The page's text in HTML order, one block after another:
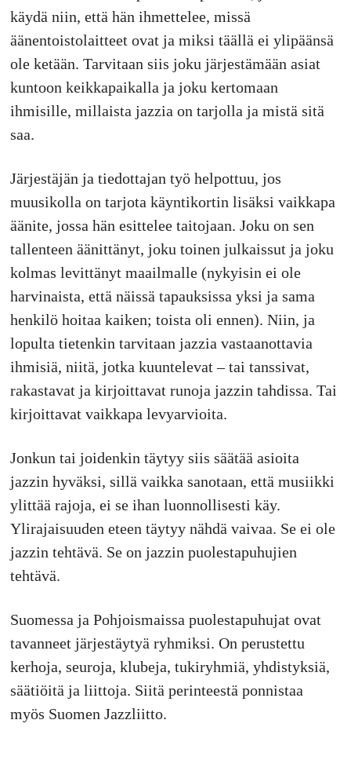
käydä niin, että hän ihmettelee, missä
äänentoistolaitteet ovat ja miksi täällä ei ylipäänsä
ole ketään. Tarvitaan siis joku järjestämään asiat
kuntoon keikkapaikalla ja joku kertomaan
ihmisille, millaista jazzia on tarjolla ja mistä sitä
saa.
Järjestäjän ja tiedottajan työ helpottuu, jos
muusikolla on tarjota käyntikortin lisäksi vaikkapa
äänite, jossa hän esittelee taitojaan. Joku on sen
tallenteen äänittänyt, joku toinen julkaissut ja joku
kolmas levittänyt maailmalle (nykyisin ei ole
harvinaista, että näissä tapauksissa yksi ja sama
henkilö hoitaa kaiken; toista oli ennen). Niin, ja
lopulta tietenkin tarvitaan jazzia vastaanottavia
ihmisiä, niitä, jotka kuuntelevat – tai tanssivat,
rakastavat ja kirjoittavat runoja jazzin tahdissa. Tai
kirjoittavat vaikkapa levyarvioita.
Jonkun tai joidenkin täytyy siis säätää asioita
jazzin hyväksi, sillä vaikka sanotaan, että musiikki
ylittää rajoja, ei se ihan luonnollisesti käy.
Ylirajaisuuden eteen täytyy nähdä vaivaa. Se ei ole
jazzin tehtävä. Se on jazzin puolestapuhujien
tehtävä.
Suomessa ja Pohjoismaissa puolestapuhujat ovat
tavanneet järjestäytyä ryhmiksi. On perustettu
kerhoja, seuroja, klubeja, tukiryhmiä, yhdistyksiä,
säätiöitä ja liittoja. Siitä perinteestä ponnistaa
myös Suomen Jazzliitto.